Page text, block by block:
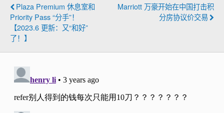
Plaza Premium 休息室和
Priority Pass “分手”！
【2023.6 更新：又“和好”
了！】
Marriott 万豪开始在中国打击积
分房协议价交易